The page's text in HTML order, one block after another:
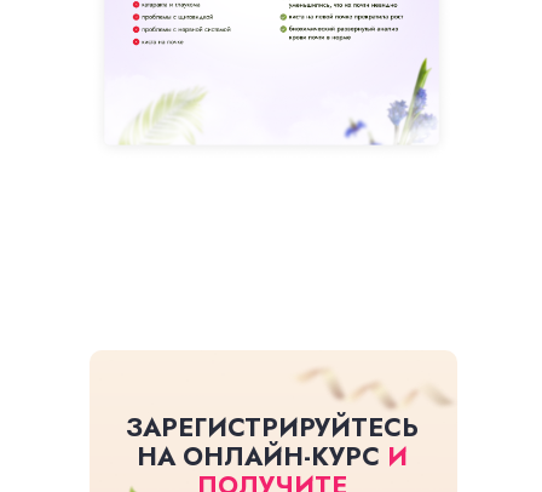
ЗАРЕГИСТРИРУЙТЕСЬ
НА ОНЛАЙН-КУРС И